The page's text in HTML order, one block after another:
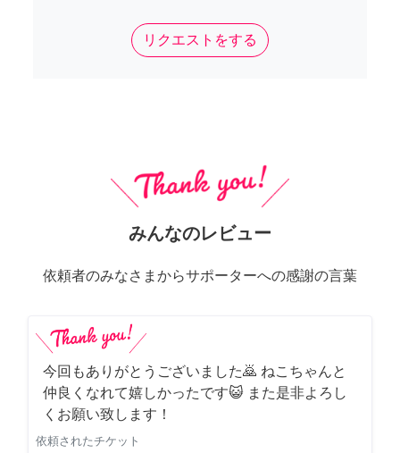
リクエストをする
みんなのレビュー
依頼者のみなさまからサポーターへの感謝の言葉
今回もありがとうございました🙇 ねこちゃんと
仲良くなれて嬉しかったです😺 また是非よろし
くお願い致します！
依頼されたチケット